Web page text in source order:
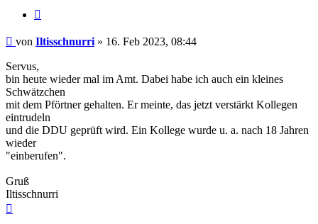
Beitrag
von Iltisschnurri » 16. Feb 2023, 08:44
Servus,
bin heute wieder mal im Amt. Dabei habe ich auch ein kleines
Schwätzchen
mit dem Pförtner gehalten. Er meinte, das jetzt verstärkt Kollegen
eintrudeln
und die DDU geprüft wird. Ein Kollege wurde u. a. nach 18 Jahren
wieder
"einberufen".
Gruß
Iltisschnurri